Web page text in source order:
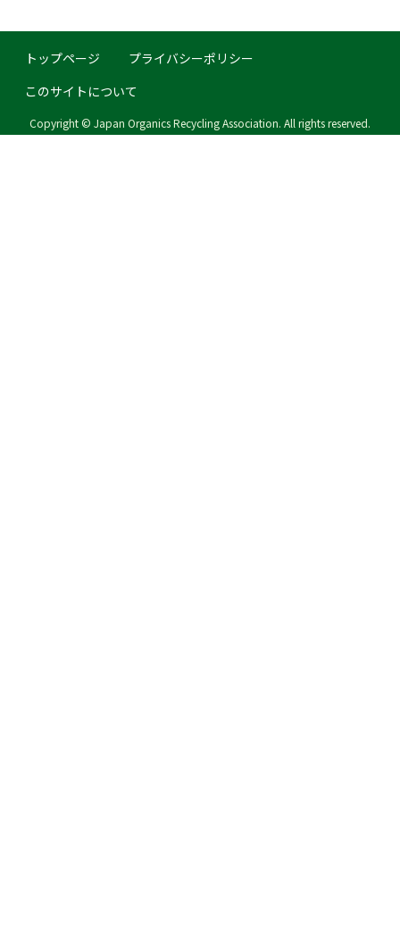
トップページ
プライバシーポリシー
このサイトについて
Copyright © Japan Organics Recycling Association. All rights reserved.